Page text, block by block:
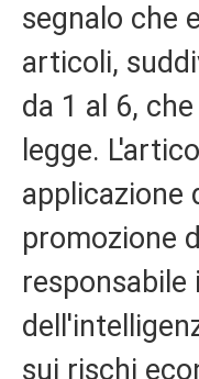
segnalo che
articoli,
da 1 al 6,
legge.
applicazione
promozione
sui rischi